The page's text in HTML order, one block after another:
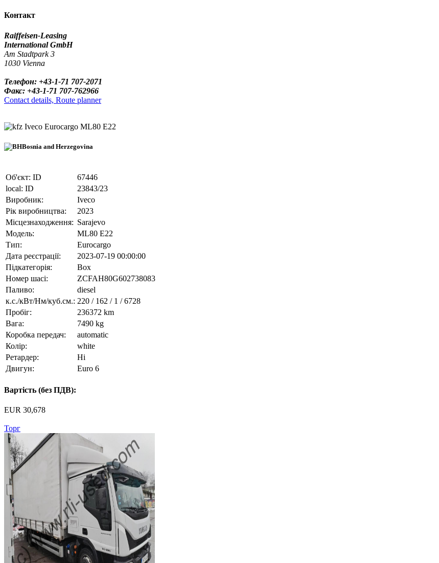
Контакт
Raiffeisen-Leasing
International GmbH
Am Stadtpark 3
1030 Vienna
Телефон: +43-1-71 707-2071
Факс: +43-1-71 707-762966
Contact details, Route planner
Iveco Eurocargo ML80 E22
Bosnia and Herzegovina
Об'єкт: ID
67446
local: ID
23843/23
Виробник:
Iveco
Рік виробництва:
2023
Місцезнаходження: Sarajevo
Модель:
ML80 E22
Тип:
Eurocargo
Дата реєстрації:
2023-07-19 00:00:00
Підкатегорія:
Box
Номер шасі:
ZCFAH80G602738083
Паливо:
diesel
к.с./кВт/Нм/куб.см.: 220 / 162 / 1 / 6728
Пробіг:
236372 km
Вага:
7490 kg
Коробка передач:
automatic
Колір:
white
Ретардер:
Ні
Двигун:
Euro 6
Вартість (без ПДВ):
EUR 30,678
Торг